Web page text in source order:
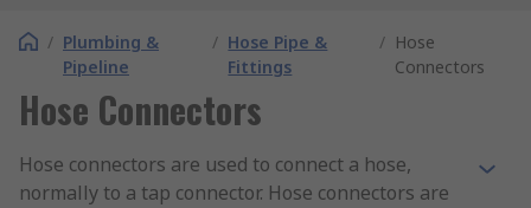
/ Plumbing &
Pipeline
/ Hose Pipe &
Fittings
/ Hose
Connectors
Hose Connectors
Hose connectors are used to connect a hose,
normally to a tap connector. Hose connectors are